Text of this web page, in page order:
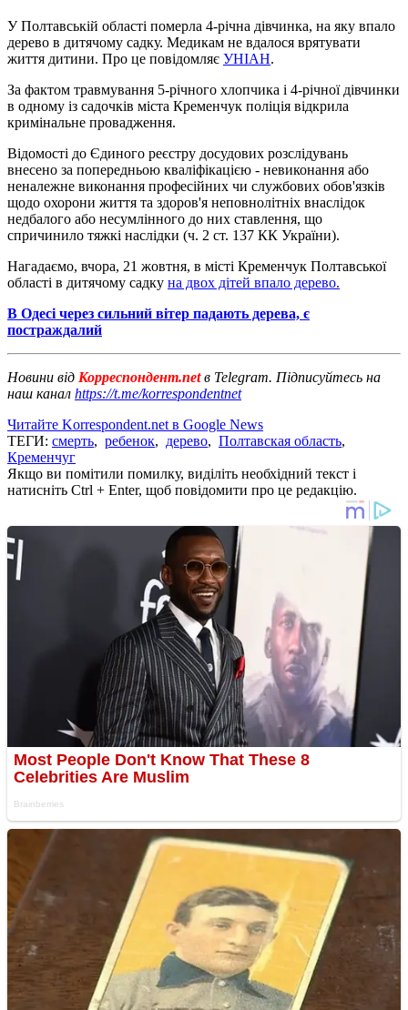
У Полтавській області померла 4-річна дівчинка, на яку впало
дерево в дитячому садку. Медикам не вдалося врятувати
життя дитини. Про це повідомляє УНІАН.
За фактом травмування 5-річного хлопчика і 4-річної дівчинки
в одному із садочків міста Кременчук поліція відкрила
кримінальне провадження.
Відомості до Єдиного реєстру досудових розслідувань
внесено за попередньою кваліфікацією - невиконання або
неналежне виконання професійних чи службових обов'язків
щодо охорони життя та здоров'я неповнолітніх внаслідок
недбалого або несумлінного до них ставлення, що
спричинило тяжкі наслідки (ч. 2 ст. 137 КК України).
Нагадаємо, вчора, 21 жовтня, в місті Кременчук Полтавської
області в дитячому садку на двох дітей впало дерево.
В Одесі через сильний вітер падають дерева, є
постраждалий
Новини від Корреспондент.netв Telegram. Підписуйтесь на
наш канал https://t.me/korrespondentnet
Читайте Korrespondent.net в Google News
ТЕГИ: смерть, ребенок, дерево, Полтавская область,
Кременчуг
Якщо ви помітили помилку, виділіть необхідний текст і
натисніть Ctrl + Enter, щоб повідомити про це редакцію.